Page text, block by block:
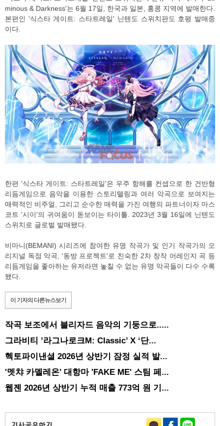
minous & Darkness'는 6월 17일, 한국과 일본, 홍콩 지역에 발매한다.
본편인 '식스타 게이트: 스타트레일' 닌텐도 스위치판도 호평 발매중
이다.
한편 '식스타 게이트: 스타트레일'은 우주 항해를 컨셉으로 한 건반형
리듬게임으로 음악을 이용한 스토리텔링과 여러 악곡으로 보여지는
매력적인 비주얼, 그리고 순수한 매력을 가진 여행의 파트너이자 마스
코트 '시이'의 귀여움이 돋보이는 타이틀. 2023년 3월 16일에 닌텐도
스위치로 글로벌 발매됐다.
비마니(BEMANI) 시리즈에 참여한 유명 작곡가 및 인기 작곡가의 오
리지널 독점 악곡, '동방 프로젝트'로 친숙한 2차 창작 어레인지 곡 등
리듬게임을 좋아하는 유저라면 놓칠 수 없는 유명 악곡들이 다수 수록
됐다.
이 기자의 다른뉴스보기
작곡 보조에서 블리자드 음악의 기둥으로.....
그라비티 ’라그나로크M: Classic’ X ‘단...
헥토파이낸셜 2026년 상반기 잠정 실적 발...
'멧챠 카멜레온' 대항마 'FAKE ME' 스팀 페...
웹젠 2026년 상반기 누적 매출 773억 원 기...